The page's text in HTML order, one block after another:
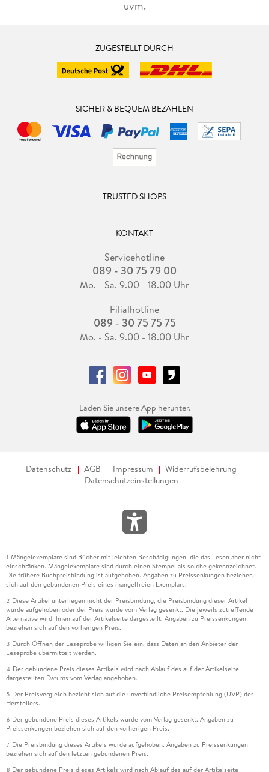
uvm.
ZUGESTELLT DURCH
SICHER & BEQUEM BEZAHLEN
TRUSTED SHOPS
KONTAKT
Servicehotline
089 - 30 75 79 00
Mo. - Sa. 9.00 - 18.00 Uhr
Filialhotline
089 - 30 75 75 75
Mo. - Sa. 9.00 - 18.00 Uhr
Laden Sie unsere App herunter.
Datenschutz AGB Impressum
Widerrufsbelehrung
Datenschutzeinstellungen
1 Mängelexemplare sind Bücher mit leichten Beschädigungen, die das Lesen aber nicht
einschränken. Mängelexemplare sind durch einen Stempel als solche gekennzeichnet.
Die frühere Buchpreisbindung ist aufgehoben. Angaben zu Preissenkungen beziehen
sich auf den gebundenen Preis eines mangelfreien Exemplars.
2 Diese Artikel unterliegen nicht der Preisbindung, die Preisbindung dieser Artikel
wurde aufgehoben oder der Preis wurde vom Verlag gesenkt. Die jeweils zutreffende
Alternative wird Ihnen auf der Artikelseite dargestellt. Angaben zu Preissenkungen
beziehen sich auf den vorherigen Preis.
3 Durch Öffnen der Leseprobe willigen Sie ein, dass Daten an den Anbieter der
Leseprobe übermittelt werden.
4 Der gebundene Preis dieses Artikels wird nach Ablauf des auf der Artikelseite
dargestellten Datums vom Verlag angehoben.
5 Der Preisvergleich bezieht sich auf die unverbindliche Preisempfehlung (UVP) des
Herstellers.
6 Der gebundene Preis dieses Artikels wurde vom Verlag gesenkt. Angaben zu
Preissenkungen beziehen sich auf den vorherigen Preis.
7 Die Preisbindung dieses Artikels wurde aufgehoben. Angaben zu Preissenkungen
beziehen sich auf den letzten gebundenen Preis.
8 Der gebundene Preis dieses Artikels wird nach Ablauf des auf der Artikelseite